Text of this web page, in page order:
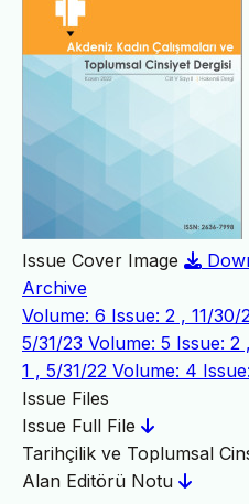
Issue Cover Image
Archive
Volume: 6 Issue: 2 , 11/30/
5/31/23 Volume: 5 Issue: 2
1 , 5/31/22 Volume: 4
Issue Files
Issue Full File
Tarihçilik ve Toplumsal
Alan Editörü Notu